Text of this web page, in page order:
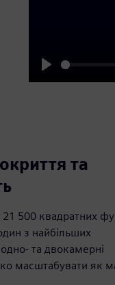
Play
та
500 квадратних
з найбільших
та двокамерні
масштабувати як